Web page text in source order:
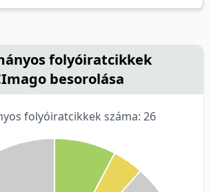
folyóiratcikkek
besorolása
folyóiratcikkek száma: 26